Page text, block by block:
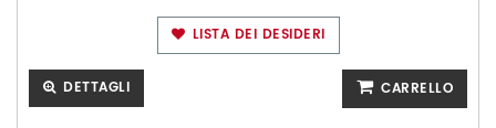
LISTA DEI DESIDERI
DETTAGLI CARRELLO